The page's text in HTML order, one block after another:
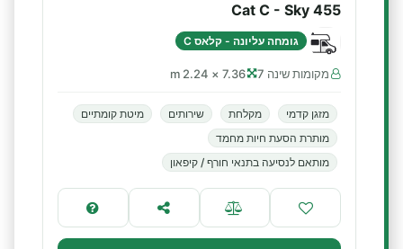
Cat C - Sky 455
גומחה עליונה - קלאס C
מקומות שינה 7 7.36 × 2.24 m
מזגן קדמי מקלחת שירותים
מיטת קומתיים
מותרת הסעת חיות מחמד
מותאם לנסיעה בתנאי חורף / קיפאון